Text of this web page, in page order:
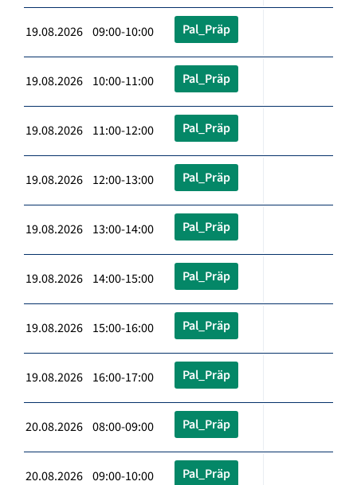
19.08.2026 09:00-10:00 Pal_Präp
19.08.2026 10:00-11:00 Pal_Präp
19.08.2026 11:00-12:00 Pal_Präp
19.08.2026 12:00-13:00 Pal_Präp
19.08.2026 13:00-14:00 Pal_Präp
19.08.2026 14:00-15:00 Pal_Präp
19.08.2026 15:00-16:00 Pal_Präp
19.08.2026 16:00-17:00 Pal_Präp
20.08.2026 08:00-09:00 Pal_Präp
20.08.2026 09:00-10:00 Pal_Präp